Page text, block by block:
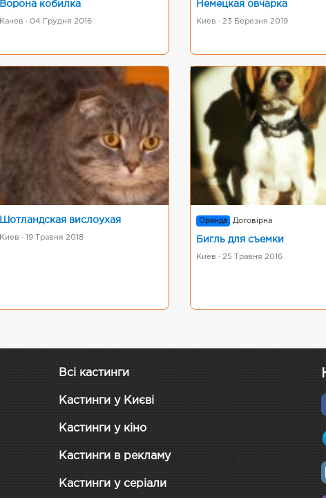
Ворона кобилка
Канев · 04 Грудня 2016
Немецкая овчарка
Киев · 23 Березня 2019
Шотландская вислоухая
Киев · 19 Травня 2018
Оренда Договірна
Бигль для съемки
Киев · 25 Травня 2016
Всі кастинги
Кастинги у Києві
Кастинги у кіно
Кастинги в рекламу
Кастинги у серіали